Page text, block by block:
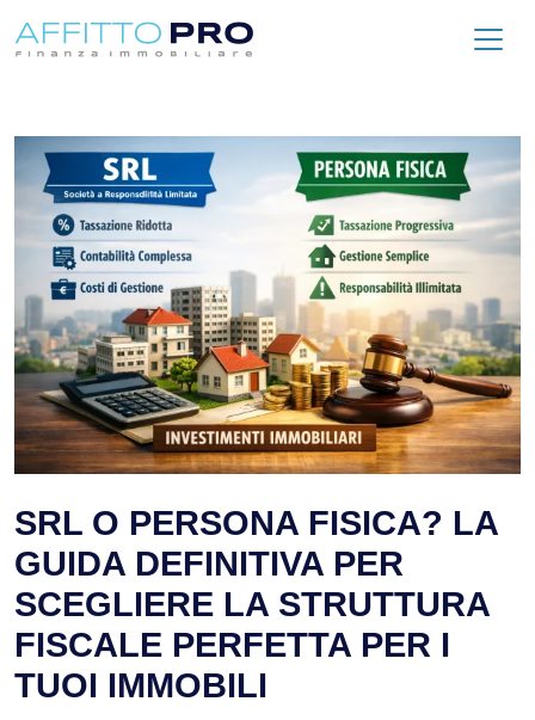
SRL O PERSONA FISICA? LA
GUIDA DEFINITIVA PER
SCEGLIERE LA STRUTTURA
FISCALE PERFETTA PER I
TUOI IMMOBILI